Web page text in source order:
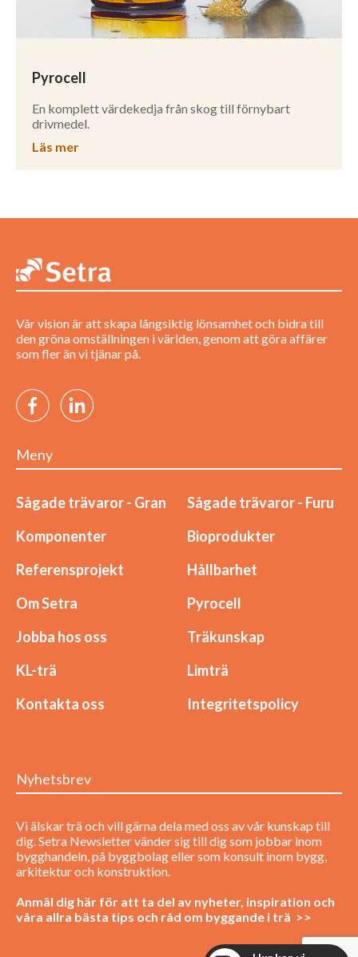
Pyrocell
En komplett värdekedja från skog till förnybart
drivmedel.
Läs mer
Vår vision är att skapa långsiktig lönsamhet och bidra till
den gröna omställningen i världen, genom att göra affärer
som fler än vi tjänar på.
Meny
Sågade trävaror - Gran
Sågade trävaror - Furu
Komponenter
Bioprodukter
Referensprojekt
Hållbarhet
Om Setra
Pyrocell
Jobba hos oss
Träkunskap
KL-trä
Limträ
Kontakta oss
Integritetspolicy
Nyhetsbrev
Vi älskar trä och vill gärna dela med oss av vår kunskap till
dig. Setra Newsletter vänder sig till dig som jobbar inom
bygghandeln, på byggbolag eller som konsult inom bygg,
arkitektur och konstruktion.
Anmäl dig här för att ta del av nyheter, inspiration och
våra allra bästa tips och råd om byggande i trä >>